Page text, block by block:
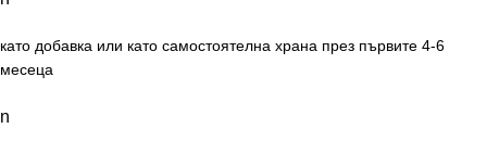
като добавка или като самостоятелна храна през първите 4-6
месеца
n